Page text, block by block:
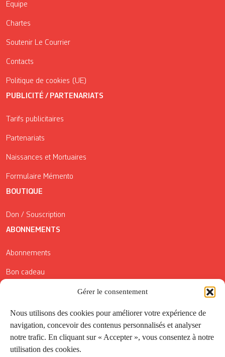
Gérer le consentement
Nous utilisons des cookies pour améliorer votre expérience de
navigation, concevoir des contenus personnalisés et analyser
notre trafic. En cliquant sur « Accepter », vous consentez à notre
utilisation des cookies.
Équipe
Chartes
Soutenir Le Courrier
Contacts
Politique de cookies (UE)
PUBLICITÉ / PARTENARIATS
Tarifs publicitaires
Partenariats
Naissances et Mortuaires
Formulaire Mémento
BOUTIQUE
Don / Souscription
ABONNEMENTS
Abonnements
Bon cadeau
Conditions générales de vente
Réductions de la Carte Côté Courrier
Application